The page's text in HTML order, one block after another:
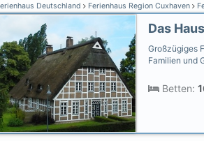
Deutschland Ferienhaus Region Cuxhaven
Das
Großzügiges
Familien und
Betten: